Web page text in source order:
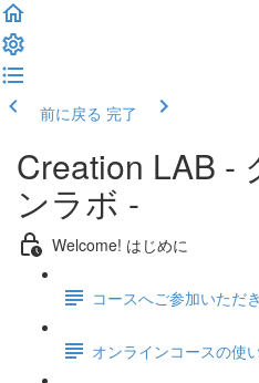
前に戻る 完了
Creation LAB -
ンラボ -
Welcome! はじめに
コースへご参加いただ
オンラインコースの使